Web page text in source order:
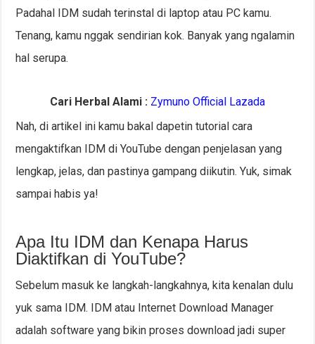
Padahal IDM sudah terinstal di laptop atau PC kamu.
Tenang, kamu nggak sendirian kok. Banyak yang ngalamin
hal serupa.
Cari Herbal Alami : Zymuno Official Lazada
Nah, di artikel ini kamu bakal dapetin tutorial cara
mengaktifkan IDM di YouTube dengan penjelasan yang
lengkap, jelas, dan pastinya gampang diikutin. Yuk, simak
sampai habis ya!
Apa Itu IDM dan Kenapa Harus
Diaktifkan di YouTube?
Sebelum masuk ke langkah-langkahnya, kita kenalan dulu
yuk sama IDM. IDM atau Internet Download Manager
adalah software yang bikin proses download jadi super